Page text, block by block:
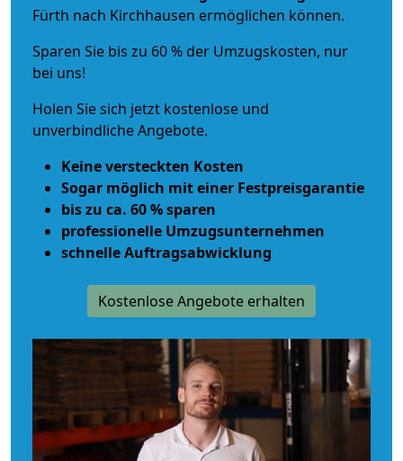
Fürth nach Kirchhausen ermöglichen können.
Sparen Sie bis zu 60 % der Umzugskosten, nur
bei uns!
Holen Sie sich jetzt kostenlose und
unverbindliche Angebote.
Keine versteckten Kosten
Sogar möglich mit einer Festpreisgarantie
bis zu ca. 60 % sparen
professionelle Umzugsunternehmen
schnelle Auftragsabwicklung
Kostenlose Angebote erhalten